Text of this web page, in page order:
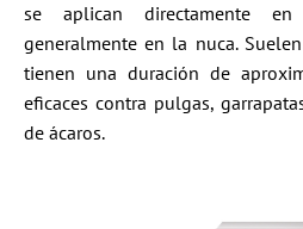
se aplican directamente
generalmente en la nuca.
tienen una duración de
eficaces contra pulgas,
de ácaros.